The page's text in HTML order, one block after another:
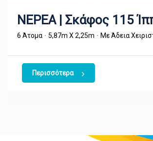
ΝΕΡΕΑ | Σκάφος 115
6 Άτομα 5,87m X 2,25m Με Άδεια
Περισσότερα